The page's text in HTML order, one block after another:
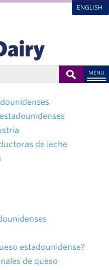
ENGLISH
MENU
de leche
estadounidense?
de queso